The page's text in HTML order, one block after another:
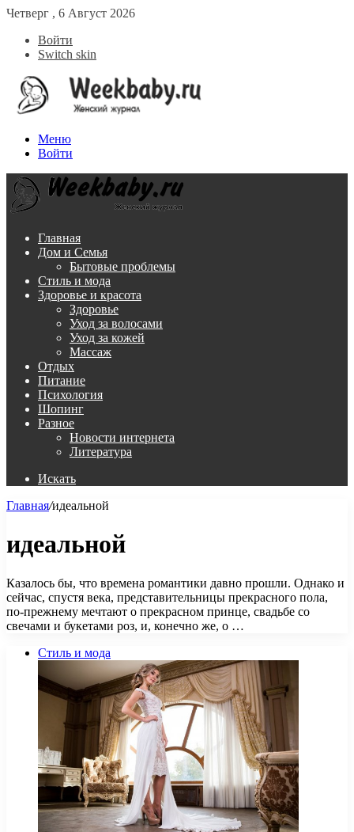
Четверг , 6 Август 2026
Войти
Switch skin
Меню
Войти
Главная
Дом и Семья
Бытовые проблемы
Стиль и мода
Здоровье и красота
Здоровье
Уход за волосами
Уход за кожей
Массаж
Отдых
Питание
Психология
Шопинг
Разное
Новости интернета
Литература
Искать
Главная/идеальной
идеальной
Казалось бы, что времена романтики давно прошли. Однако и
сейчас, спустя века, представительницы прекрасного пола,
по-прежнему мечтают о прекрасном принце, свадьбе со
свечами и букетами роз, и, конечно же, о …
Стиль и мода